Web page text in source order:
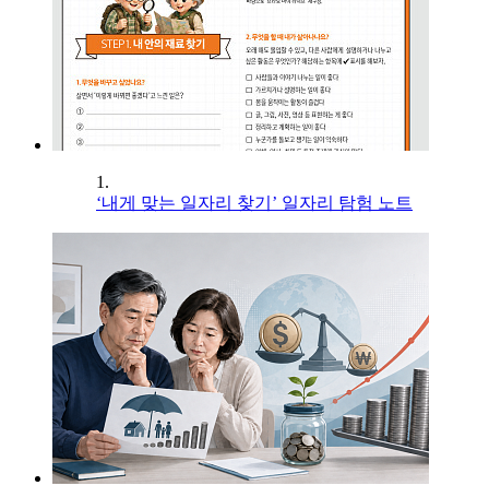
1.
‘내게 맞는 일자리 찾기’ 일자리 탐험 노트